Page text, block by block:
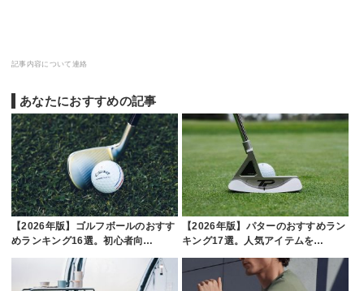
記事内容について連絡
あなたにおすすめの記事
【2026年版】ゴルフボールのおすす
めランキング16選。初心者向…
【2026年版】パターのおすすめラン
キング17選。人気アイテムを…